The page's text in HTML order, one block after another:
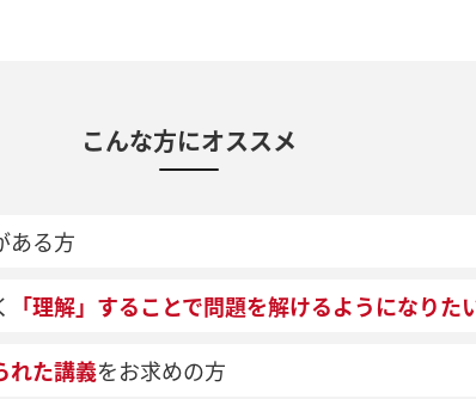
こんな方にオススメ
ある方
「理解」することで問題を解けるようになりた
れた講義をお求めの方